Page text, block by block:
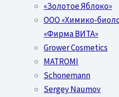
«Золотое Яблоко»
OOO «Химико-
«Фирма ВИТА»
Grower Cosmetics
MATROMI
Schonemann
Sergey Naumov